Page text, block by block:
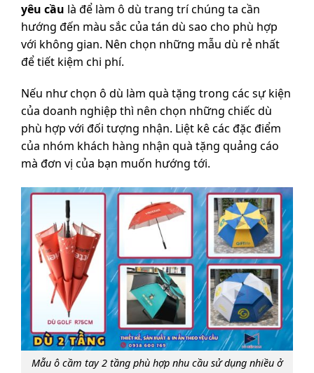
yêu cầu là để làm ô dù trang trí chúng ta cần
hướng đến màu sắc của tán dù sao cho phù hợp
với không gian. Nên chọn những mẫu dù rẻ nhất
để tiết kiệm chi phí.
Nếu như chọn ô dù làm quà tặng trong các sự kiện
của doanh nghiệp thì nên chọn những chiếc dù
phù hợp với đối tượng nhận. Liệt kê các đặc điểm
của nhóm khách hàng nhận quà tặng quảng cáo
mà đơn vị của bạn muốn hướng tới.
Mẫu ô cầm tay 2 tầng phù hợp nhu cầu sử dụng nhiều ở